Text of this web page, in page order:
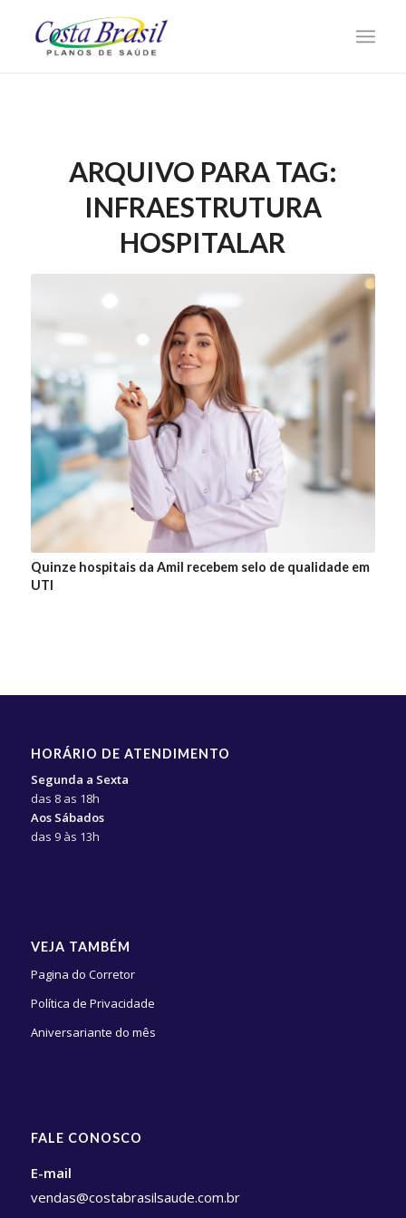
ARQUIVO PARA TAG:
INFRAESTRUTURA
HOSPITALAR
Quinze hospitais da Amil recebem selo de qualidade em
UTI
HORÁRIO DE ATENDIMENTO
Segunda a Sexta
das 8 as 18h
Aos Sábados
das 9 às 13h
VEJA TAMBÉM
Pagina do Corretor
Política de Privacidade
Aniversariante do mês
FALE CONOSCO
E-mail
vendas@costabrasilsaude.com.br